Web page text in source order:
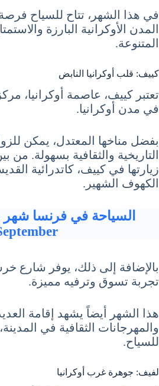
في هذا الشهر، تتاح للسياح
المدن الأوكرانية البارزة
المتنوعة.
كييف: قلب أوكرانيا النابض
تعتبر كييف، عاصمة أوكرانيا،
في مدن أوكرانيا.
بفضل مناخها المعتدل، يمكن
التاريخية والثقافية بسهولة. من
زيارتها في كييف، كاتدرائية
الكهوف الشهير.
بالإضافة إلى ذلك، يوفر شارع
تجربة تسوق وترفيه مميزة.
هذا الشهر أيضاً يشهد إقامة
والمهرجانات الثقافية في
للسياح.
لفيف: جوهرة غرب أوكرانيا